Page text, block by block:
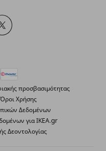
Twitter
προσβασιμότητας
Όροι Χρήσης
Δεδομένων
για ΙΚΕΑ.gr
Δεοντολογίας